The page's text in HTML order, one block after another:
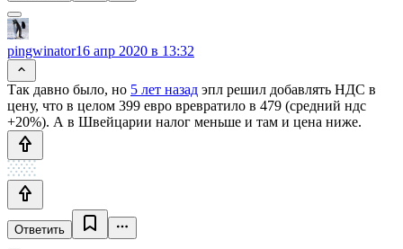
pingwinator16 апр 2020 в 13:32
Так давно было, но 5 лет назад эпл решил добавлять НДС в
цену, что в целом 399 евро вревратило в 479 (средний ндс
+20%). А в Швейцарии налог меньше и там и цена ниже.
Ответить